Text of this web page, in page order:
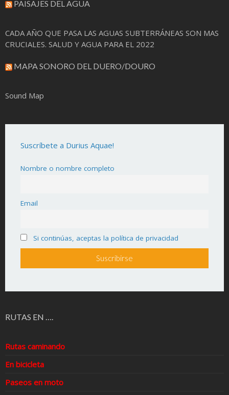
PAISAJES DEL AGUA
CADA AÑO QUE PASA LAS AGUAS SUBTERRÁNEAS SON MAS
CRUCIALES. SALUD Y AGUA PARA EL 2022
MAPA SONORO DEL DUERO/DOURO
Sound Map
Suscríbete a Durius Aquae!
Nombre o nombre completo
Email
Si continúas, aceptas la política de privacidad
RUTAS EN ….
Rutas caminando
En bicicleta
Paseos en moto